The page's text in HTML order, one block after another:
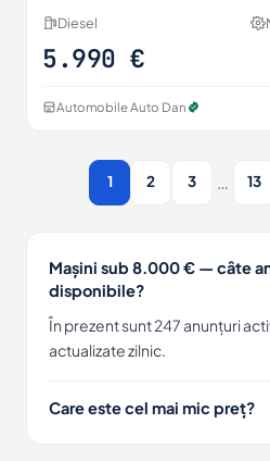
Diesel
5.990 €
Automobile Auto Dan
1 2 3 … 13
Mașini sub 8.000 € — câte
disponibile?
În prezent sunt 247 anunțuri
actualizate zilnic.
Care este cel mai mic preț?